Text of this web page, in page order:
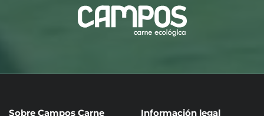
Sobre Campos Carne
Información legal